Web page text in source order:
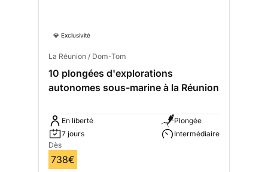
💎 Exclusivité
La Réunion / Dom-Tom
10 plongées d'explorations
autonomes sous-marine à la Réunion
En liberté
7 jours
Plongée
Intermédiaire
Dès
738€